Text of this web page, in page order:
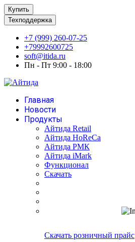
Купить
Техподдержка
+7 (999) 260-07-25
+79992600725
soft@itida.ru
Пн - Пт 9:00 - 18:00
Главная
Новости
Продукты
Айтида Retail
Айтида HoReCa
Айтида РМК
Айтида iMark
Функционал
Скачать
Скачать розничный прайс